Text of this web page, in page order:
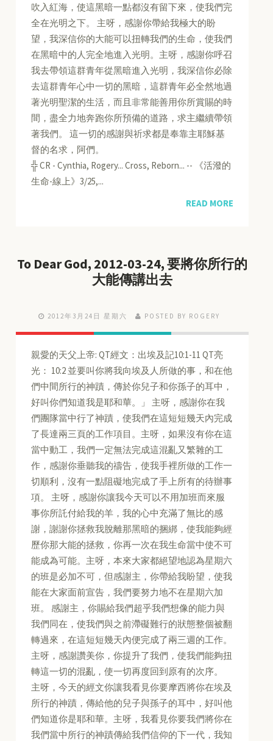
吹入紅海，使這黑暗一點都沒有留下來，使我們完
全在光明之下。 主呀，感謝你帶給我極大的盼
望，我深信你的大能可以扭轉我們的生命，使我們
在黑暗中的人完全地進入光明。主呀，感謝你呼召
我去帶領這群青年從黑暗進入光明，我深信你必除
去這群青年心中一切的黑暗，這群青年必全然地過
著光明聖潔的生活，而且非常能善用你所賞賜的時
間，盡全力地奔跑你所預備的道路，求主繼續帶領
著我們。 這一切的感謝與祈求都是奉靠主耶穌基
督的名求，阿們。
╬ CR - Cynthia, Rogery... Cross, Reborn... -- 《活潑的
生命-線上》3/25,...
READ MORE
To Dear God, 2012-03-24, 要將你所行的
大能傳講出去
2012年3月24日 星期六 POSTED BY ROGERY
親愛的天父上帝: QT經文：出埃及記10:1-11 QT亮
光： 10:2 並要叫你將我向埃及人所做的事，和在他
們中間所行的神蹟，傳於你兒子和你孫子的耳中，
好叫你們知道我是耶和華。」 主呀，感謝你在我
們團隊當中行了神蹟，使我們在這短短幾天內完成
了長達兩三頁的工作項目。主呀，如果沒有你在這
當中動工，我們一定無法完成這混亂又繁雜的工
作，感謝你垂聽我的禱告，使我手裡所做的工作一
切順利，沒有一點阻礙地完成了手上所有的待辦事
項。 主呀，感謝你讓我今天可以不用加班而來服
事你所託付給我的羊，我的心中充滿了無比的感
謝，謝謝你拯救我脫離那黑暗的捆綁，使我能夠經
歷你那大能的拯救，你再一次在我生命當中使不可
能成為可能。主呀，本來大家都絕望地認為星期六
的班是必加不可，但感謝主，你帶給我盼望，使我
能在大家面前宣告，我們要努力地不在星期六加
班。 感謝主，你賜給我們超乎我們想像的能力與
我們同在，使我們與之前滯礙難行的狀態整個被翻
轉過來，在這短短幾天內便完成了兩三週的工作。
主呀，感謝讚美你，你提升了我們，使我們能夠扭
轉這一切的混亂，使一切再度回到原有的次序。
主呀，今天的經文你讓我看見你要摩西將你在埃及
所行的神蹟，傳給他的兒子與孫子的耳中，好叫他
們知道你是耶和華。主呀，我看見你要我們將你在
我們當中所行的神蹟傳給我們信仰的下一代，我知